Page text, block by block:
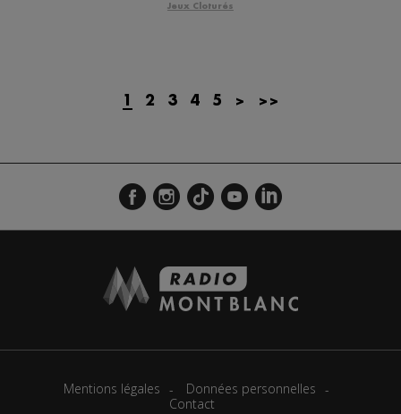
Jeux Cloturés
1 2 3 4 5 > >>
Mentions légales
Données personnelles
Contact